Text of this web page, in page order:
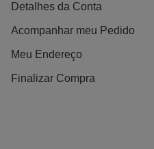
Detalhes da Conta
Acompanhar meu Pedido
Meu Endereço
Finalizar Compra